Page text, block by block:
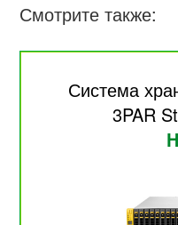
Смотрите также:
Система
3PAR